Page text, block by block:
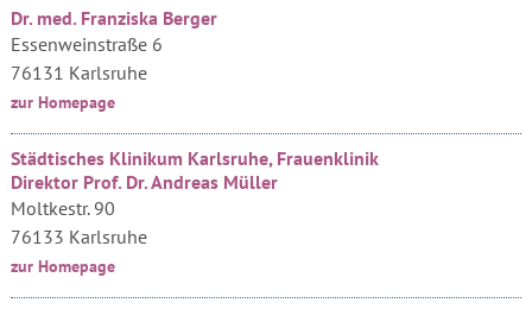
Dr. med. Franziska Berger
Essenweinstraße 6
76131 Karlsruhe
zur Homepage
Städtisches Klinikum Karlsruhe, Frauenklinik
Direktor Prof. Dr. Andreas Müller
Moltkestr. 90
76133 Karlsruhe
zur Homepage